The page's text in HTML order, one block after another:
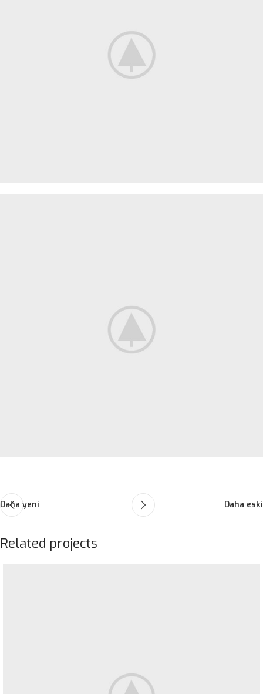
Daha yeni Daha eski
Related projects